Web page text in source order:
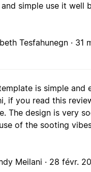
simple use it well
Tesfahunegn · 31
is simple and
if you read this
The design is very
of the sooting
Meilani · 28 févr.